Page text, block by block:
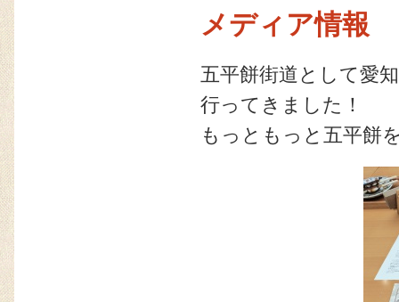
メディア情報
五平餅街道として愛
行ってきました！
もっともっと五平餅